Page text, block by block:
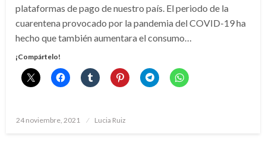
plataformas de pago de nuestro país. El periodo de la
cuarentena provocado por la pandemia del COVID-19 ha
hecho que también aumentara el consumo…
¡Compártelo!
Publicado
24 noviembre, 2021 Lucia Ruiz